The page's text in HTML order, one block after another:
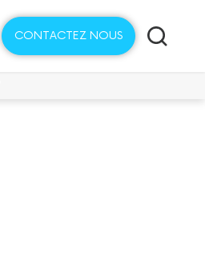
CONTACTEZ NOUS